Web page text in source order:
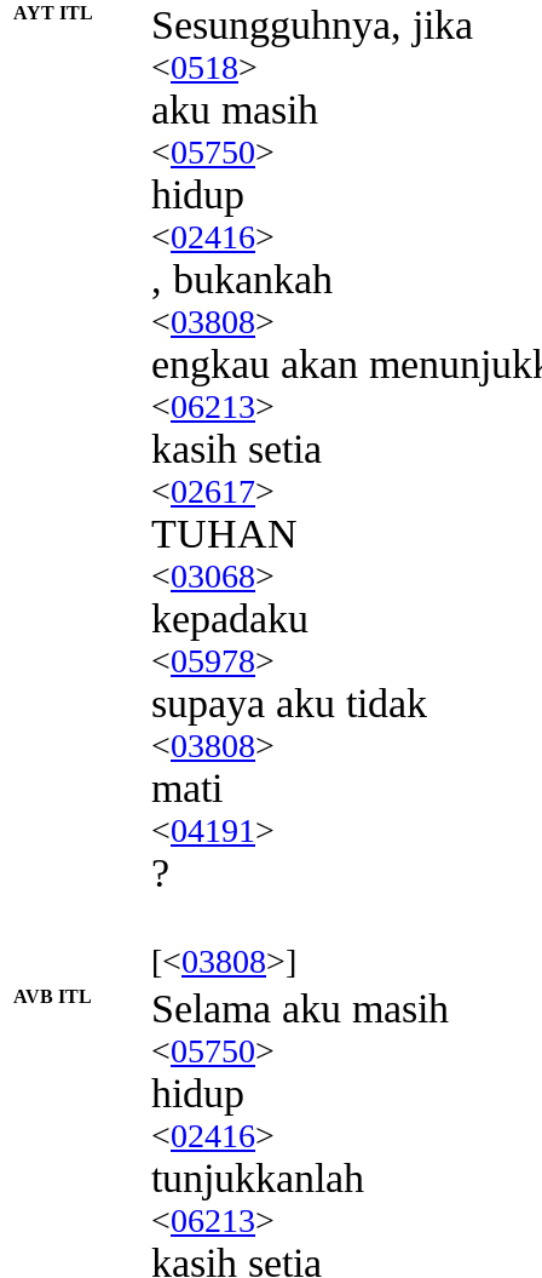
AYT ITL Sesungguhnya, jika
<0518>
aku masih
<05750>
hidup
<02416>
, bukankah
<03808>
engkau akan
<06213>
kasih setia
<02617>
TUHAN
<03068>
kepadaku
<05978>
supaya aku tidak
<03808>
mati
<04191>
?
[<03808>]
AVB ITL Selama aku masih
<05750>
hidup
<02416>
tunjukkanlah
<06213>
kasih setia